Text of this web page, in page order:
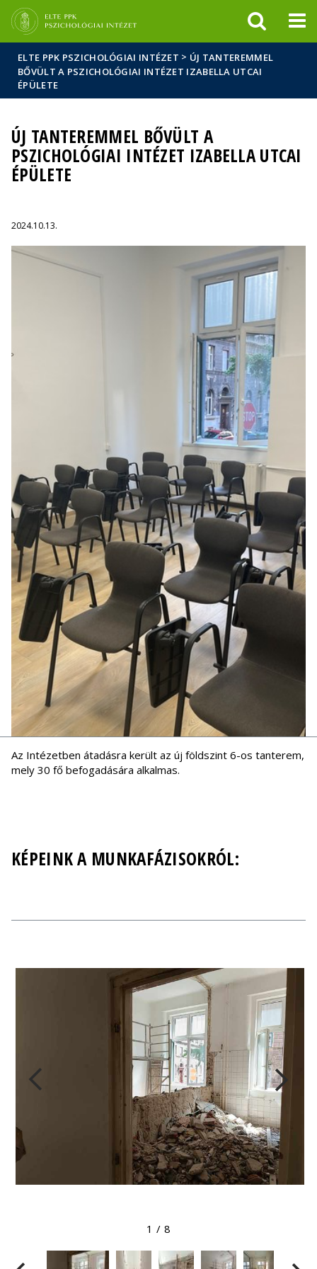
sajtóban
ELTE PPK PSZICHOLÓGIAI INTÉZET > ÚJ TANTEREMMEL
BŐVÜLT A PSZICHOLÓGIAI INTÉZET IZABELLA UTCAI
ÉPÜLETE
ÚJ TANTEREMMEL BŐVÜLT A
PSZICHOLÓGIAI INTÉZET IZABELLA UTCAI
ÉPÜLETE
2024.10.13.
Az Intézetben átadásra került az új földszint 6-os tanterem,
mely 30 fő befogadására alkalmas.
KÉPEINK A MUNKAFÁZISOKRÓL:
1 / 8